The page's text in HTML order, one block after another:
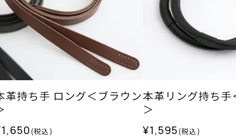
革持ち手 ロング＜ブラウン
(税込)
本革リング持ち手
＞
¥1,595(税込)